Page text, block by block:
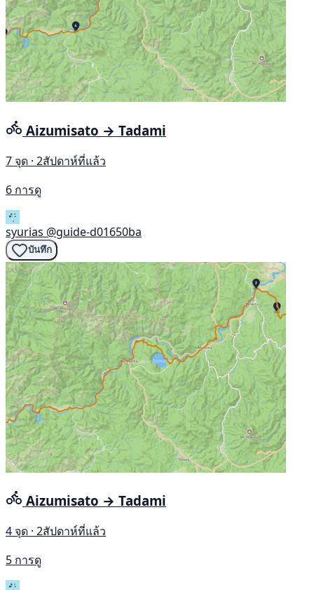
Aizumisato → Tadami
7 จุด · 2สัปดาห์ที่แล้ว
6 การดู
syurias @guide-d01650ba
บันทึก
Aizumisato → Tadami
4 จุด · 2สัปดาห์ที่แล้ว
5 การดู